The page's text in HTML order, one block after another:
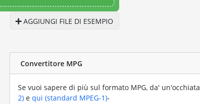
AGGIUNGI FILE DI ESEMPIO
Convertitore MPG
Se vuoi sapere di più sul formato MPG, da' un'occhiata
2) e qui (standard MPEG-1)-